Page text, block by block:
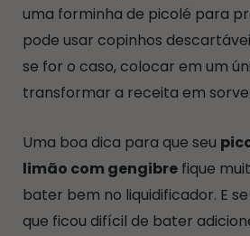
uma forminha de picolé para
pode usar copinhos
se for o caso, colocar em um
transformar a receita em
Uma boa dica para que seu
limão com gengibre fique
bater bem no liquidificador. E
que ficou difícil de bater